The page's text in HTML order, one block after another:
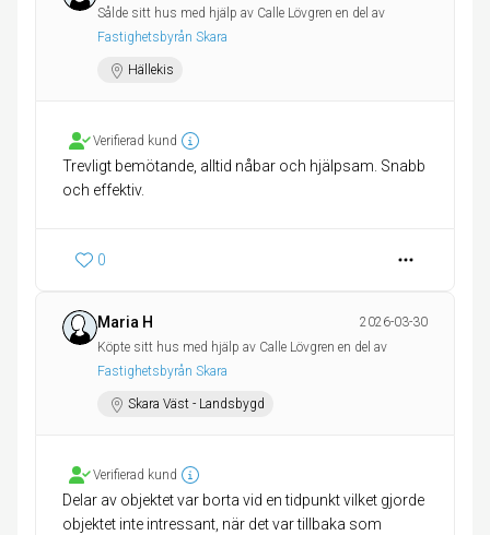
Sålde sitt hus med hjälp av Calle Lövgren en del av
Fastighetsbyrån Skara
Hällekis
Verifierad kund
Trevligt bemötande, alltid nåbar och hjälpsam. Snabb
och effektiv.
0
Maria H
2026-03-30
Köpte sitt hus med hjälp av Calle Lövgren en del av
Fastighetsbyrån Skara
Skara Väst - Landsbygd
Verifierad kund
Delar av objektet var borta vid en tidpunkt vilket gjorde
objektet inte intressant, när det var tillbaka som